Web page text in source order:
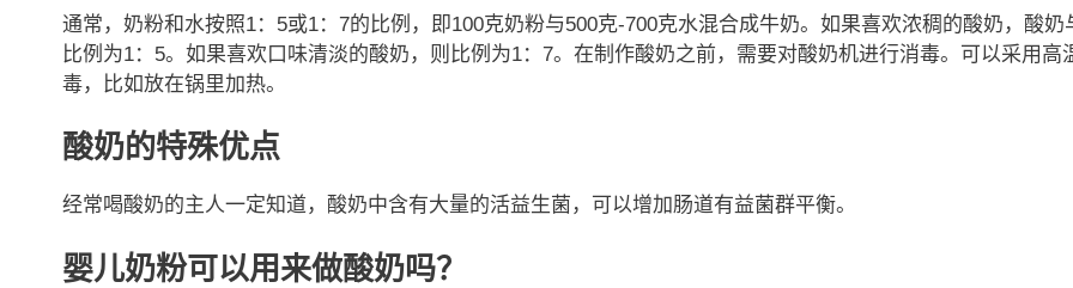
通常，奶粉和水按照1：5或1：7的比例，即100克奶粉与500克-700克水混合成牛奶。如果喜欢浓稠的酸奶，酸奶
比例为1：5。如果喜欢口味清淡的酸奶，则比例为1：7。在制作酸奶之前，需要对酸奶机进行消毒。可以采用高
毒，比如放在锅里加热。
酸奶的特殊优点
经常喝酸奶的主人一定知道，酸奶中含有大量的活益生菌，可以增加肠道有益菌群平衡。
婴儿奶粉可以用来做酸奶吗？